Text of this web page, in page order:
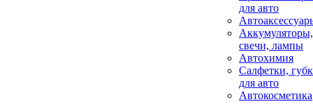
для авто
Аккумуляторы,
свечи, лампы
Автохимия
Салфетки,
для авто
Автокосметика